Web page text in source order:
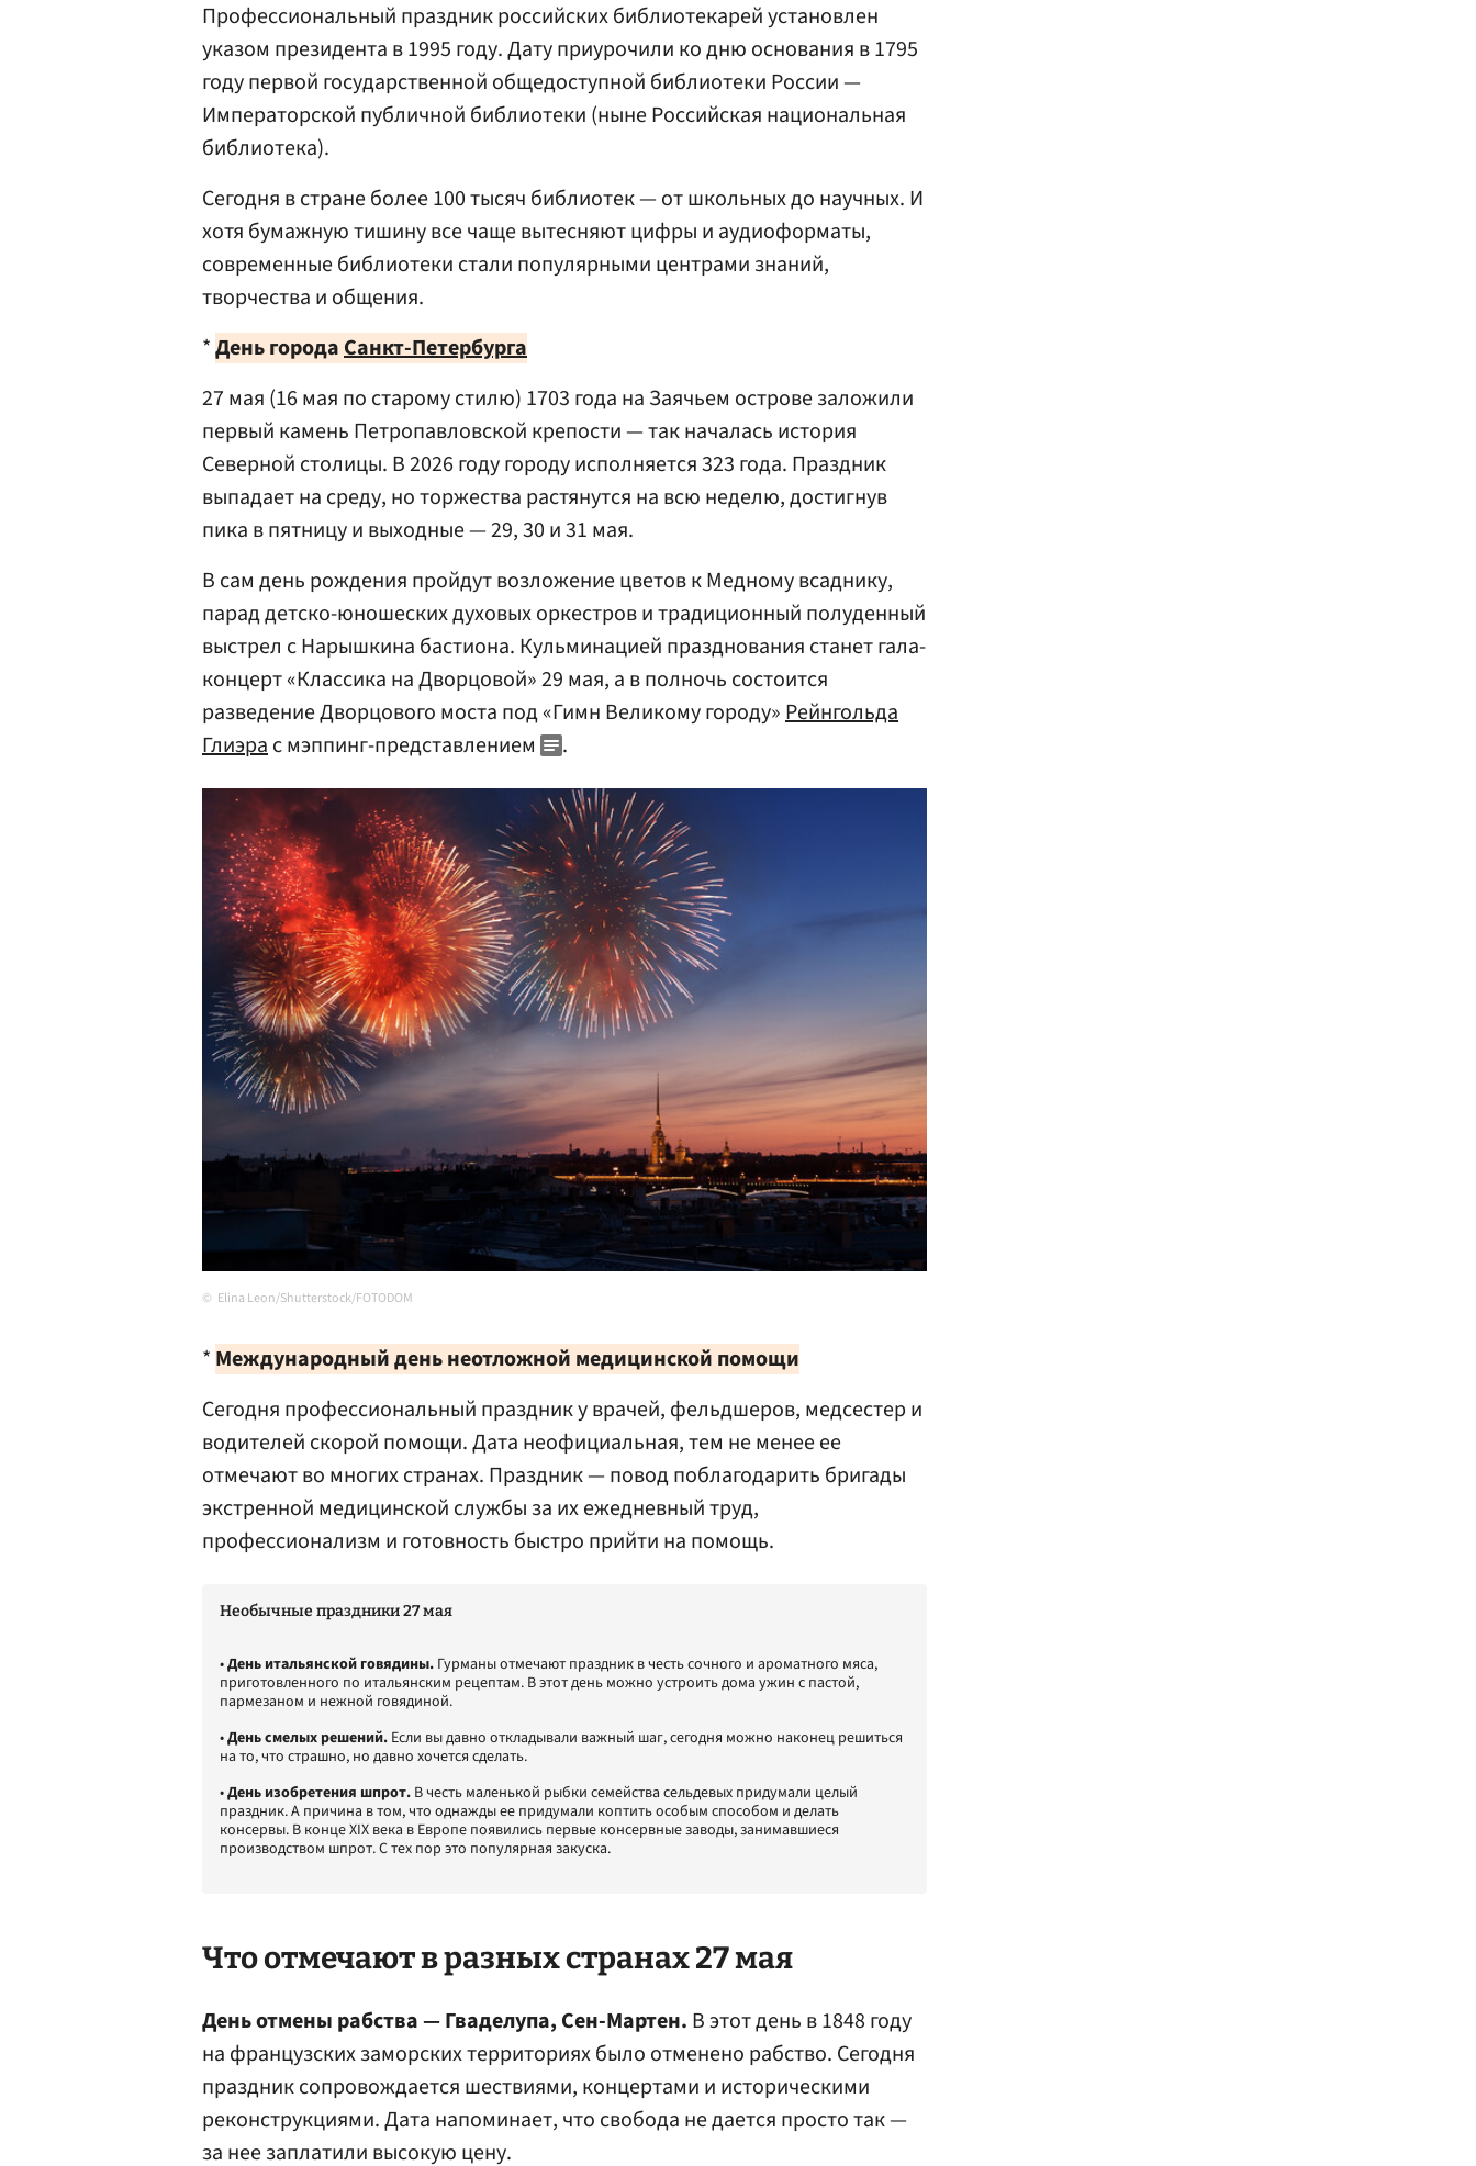
Профессиональный праздник российских библиотекарей установлен
указом президента в 1995 году. Дату приурочили ко дню основания в 1795
году первой государственной общедоступной библиотеки России —
Императорской публичной библиотеки (ныне Российская национальная
библиотека).
Сегодня в стране более 100 тысяч библиотек — от школьных до научных. И
хотя бумажную тишину все чаще вытесняют цифры и аудиоформаты,
современные библиотеки стали популярными центрами знаний,
творчества и общения.
*День городаСанкт-Петербурга
27 мая (16 мая по старому стилю) 1703 года на Заячьем острове заложили
первый камень Петропавловской крепости — так началась история
Северной столицы. В 2026 году городу исполняется 323 года. Праздник
выпадает на среду, но торжества растянутся на всю неделю, достигнув
пика в пятницу и выходные — 29, 30 и 31 мая.
В сам день рождения пройдут возложение цветов к Медному всаднику,
парад детско-юношеских духовых оркестров и традиционный полуденный
выстрел с Нарышкина бастиона. Кульминацией празднования станет гала-
концерт «Классика на Дворцовой» 29 мая, а в полночь состоится
разведение Дворцового моста под «Гимн Великому городу»Рейнгольда
Глиэрас мэппинг-представлением .
Elina Leon/Shutterstock/FOTODOM
* Международный день неотложной медицинской помощи
Сегодня профессиональный праздник у врачей, фельдшеров, медсестер и
водителей скорой помощи. Дата неофициальная, тем не менее ее
отмечают во многих странах. Праздник — повод поблагодарить бригады
экстренной медицинской службы за их ежедневный труд,
профессионализм и готовность быстро прийти на помощь.
Необычные праздники 27 мая
•День итальянской говядины. Гурманы отмечают праздник в честь сочного и ароматного мяса,
приготовленного по итальянским рецептам. В этот день можно устроить дома ужин с пастой,
пармезаном и нежной говядиной.
•День смелых решений. Если вы давно откладывали важный шаг, сегодня можно наконец решиться
на то, что страшно, но давно хочется сделать.
•День изобретения шпрот. В честь маленькой рыбки семейства сельдевых придумали целый
праздник. А причина в том, что однажды ее придумали коптить особым способом и делать
консервы. В конце XIX века в Европе появились первые консервные заводы, занимавшиеся
производством шпрот. С тех пор это популярная закуска.
Что отмечают в разных странах 27 мая
День отмены рабства — Гваделупа, Сен-Мартен. В этот день в 1848 году
на французских заморских территориях было отменено рабство. Сегодня
праздник сопровождается шествиями, концертами и историческими
реконструкциями. Дата напоминает, что свобода не дается просто так —
за нее заплатили высокую цену.